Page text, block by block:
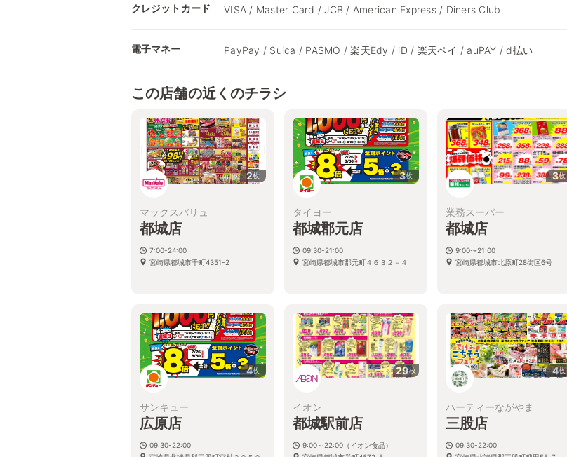
クレジットカード VISA / Master Card / JCB / American Express / Diners Club
電子マネー PayPay / Suica / PASMO / 楽天Edy / iD / 楽天ペイ / auPAY / d払い
この店舗の近くのチラシ
2枚
マックスバリュ
都城店
7:00-24:00
宮崎県都城市千町4351-2
3枚
タイヨー
都城郡元店
09:30-21:00
宮崎県都城市郡元町４６３２－４
3枚
業務スーパー
都城店
9:00〜21:00
宮崎県都城市北原町28街区6号
4枚
サンキュー
広原店
09:30-22:00
29枚
イオン
都城駅前店
9:00～22:00（イオン食品）
4枚
ハーティーながやま
三股店
09:30-22:00